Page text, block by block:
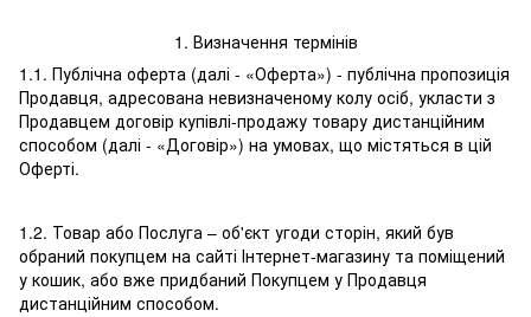
1. Визначення термінів
1.1. Публічна оферта (далі - «Оферта») - публічна пропозиція
Продавця, адресована невизначеному колу осіб, укласти з
Продавцем договір купівлі-продажу товару дистанційним
способом (далі - «Договір») на умовах, що містяться в цій
Оферті.
1.2. Товар або Послуга – об'єкт угоди сторін, який був
обраний покупцем на сайті Інтернет-магазину та поміщений
у кошик, або вже придбаний Покупцем у Продавця
дистанційним способом.